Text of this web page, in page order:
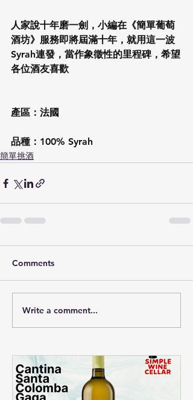
人家說十年磨一劍，小編在《簡單葡萄
酒坊》服務即將屆滿十年，就用這一波
Syrah連發，當作象徵性的里程碑，希望
各位酒友喜歡
產區：法國
品種：100% Syrah
簡單挑酒
Comments
Write a comment...